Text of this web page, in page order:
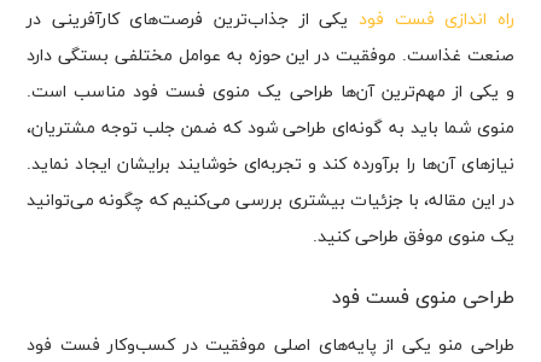
راه اندازی فست فود یکی از جذاب‌ترین فرصت‌های کارآفرینی در
صنعت غذاست. موفقیت در این حوزه به عوامل مختلفی بستگی دارد
و یکی از مهم‌ترین آن‌ها طراحی یک منوی فست فود مناسب است.
منوی شما باید به گونه‌ای طراحی شود که ضمن جلب توجه مشتریان،
نیازهای آن‌ها را برآورده کند و تجربه‌ای خوشایند برایشان ایجاد نماید.
در این مقاله، با جزئیات بیشتری بررسی می‌کنیم که چگونه می‌توانید
یک منوی موفق طراحی کنید.
طراحی منوی فست فود
طراحی منو یکی از پایه‌های اصلی موفقیت در کسب‌وکار فست فود